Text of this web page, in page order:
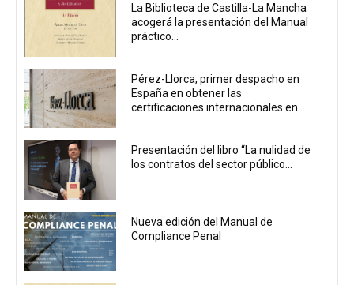
La Biblioteca de Castilla-La Mancha
acogerá la presentación del Manual
práctico...
Pérez-Llorca, primer despacho en
España en obtener las
certificaciones internacionales en...
Presentación del libro “La nulidad de
los contratos del sector público...
Nueva edición del Manual de
Compliance Penal